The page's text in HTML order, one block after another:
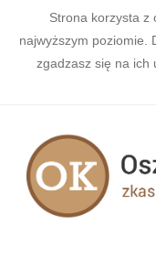
Strona korzysta z
najwyższym poziomie.
zgadzasz się na ich